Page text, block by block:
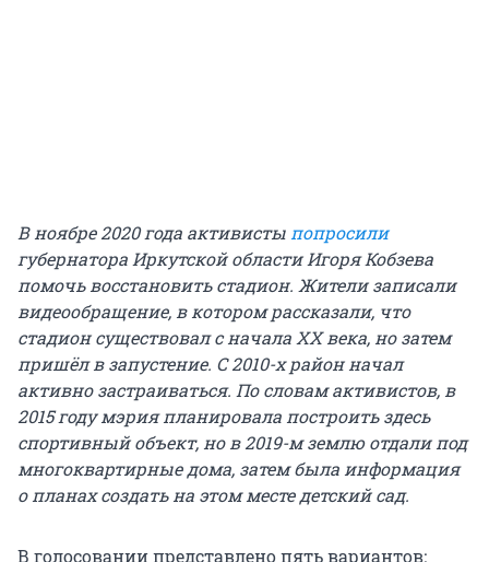
В ноябре 2020 года активистыпопросили
губернатора Иркутской области Игоря Кобзева
помочь восстановить стадион. Жители записали
видеообращение, в котором рассказали, что
стадион существовал с начала XX века, но затем
пришёл в запустение. С 2010-х район начал
активно застраиваться. По словам активистов, в
2015 году мэрия планировала построить здесь
спортивный объект, но в 2019-м землю отдали под
многоквартирные дома, затем была информация
о планах создать на этом месте детский сад.
В голосовании представлено пять вариантов: